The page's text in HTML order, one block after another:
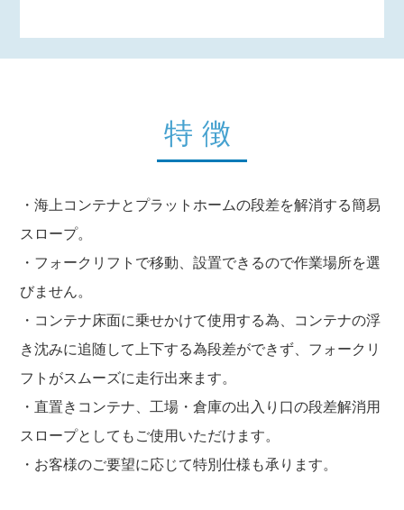
特徴
・海上コンテナとプラットホームの段差を解消する簡易
スロープ。
・フォークリフトで移動、設置できるので作業場所を選
びません。
・コンテナ床面に乗せかけて使用する為、コンテナの浮
き沈みに追随して上下する為段差ができず、フォークリ
フトがスムーズに走行出来ます。
・直置きコンテナ、工場・倉庫の出入り口の段差解消用
スロープとしてもご使用いただけます。
・お客様のご要望に応じて特別仕様も承ります。